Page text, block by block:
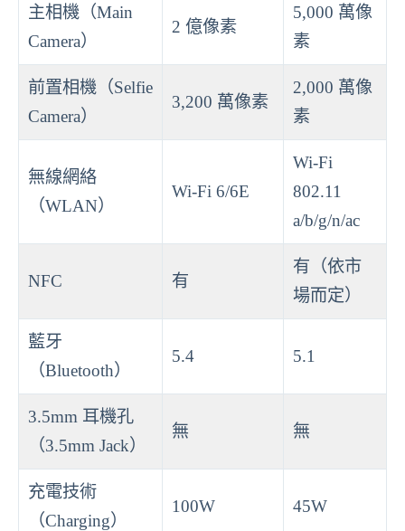
主相機（Main
Camera）
2 億像素
5,000 萬像
素
前置相機（Selfie
Camera）
3,200 萬像素
2,000 萬像
素
無線網絡
（WLAN）
Wi-Fi 6/6E
Wi-Fi
802.11
a/b/g/n/ac
NFC 有
有（依市
場而定）
藍牙
（Bluetooth）
5.4 5.1
3.5mm 耳機孔
（3.5mm Jack）
無 無
充電技術
（Charging）
100W 45W